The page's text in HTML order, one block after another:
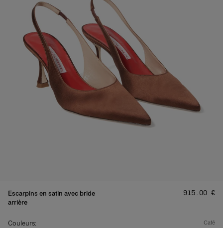
Escarpins en satin avec bride
arrière
Prix :
‌915.00 €
Couleurs: café